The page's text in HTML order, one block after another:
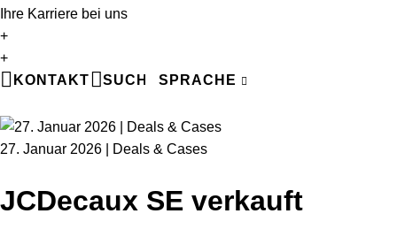
Ihre Karriere bei uns
+
+
KONTAKT
SUCHE SPRACHE
FR
27. Januar 2026 | Deals & Cases
JCDecaux SE verkauft